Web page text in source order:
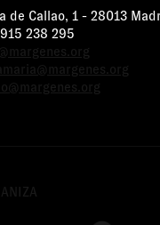
de Callao, 1 - 28013
238 295